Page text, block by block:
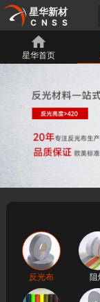
星华新材
CNSS
星华首页
反光布 阻